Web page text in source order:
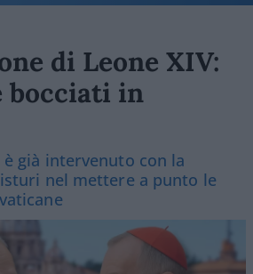
di Leone XIV:
bocciati in
già intervenuto con la
nel mettere a punto le